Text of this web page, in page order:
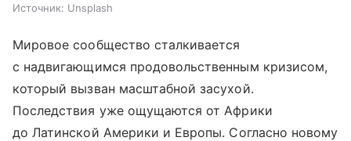
Источник: Unsplash
Мировое сообщество сталкивается
с надвигающимся продовольственным кризисом,
который вызван масштабной засухой.
Последствия уже ощущаются от Африки
до Латинской Америки и Европы. Согласно новому